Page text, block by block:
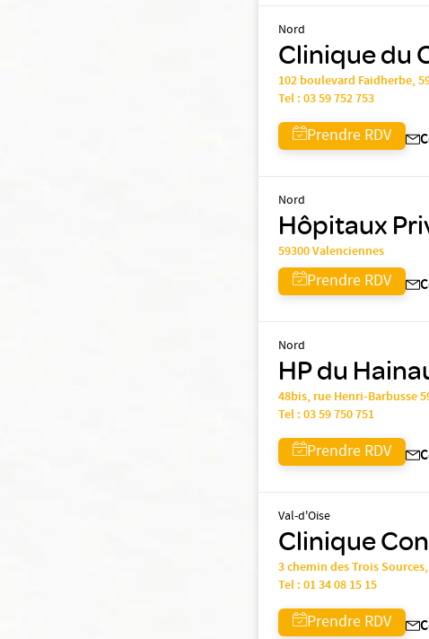
Nord
Clinique du
102 boulevard Faidherbe,
Tel :03 59 752 753
Prendre RDV
Nord
Hôpitaux
59300 Valenciennes
Prendre RDV
Nord
HP du
48bis, rue Henri-Barbusse
Tel :03 59 750 751
Prendre RDV
Val-d'Oise
Clinique
3 chemin des Trois
Tel :01 34 08 15 15
Prendre RDV